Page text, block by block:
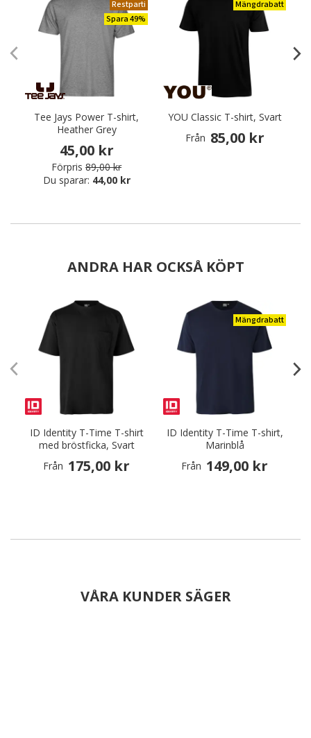
Restparti
Spara 49%
Tee Jays Power T-shirt,
Heather Grey
45,00 kr
Förpris 89,00 kr
Du sparar: 44,00 kr
Mängdrabatt
YOU Classic T-shirt, Svart
Från 85,00 kr
ANDRA HAR OCKSÅ KÖPT
ID Identity T-Time T-shirt
med bröstficka, Svart
Från 175,00 kr
Mängdrabatt
ID Identity T-Time T-shirt,
Marinblå
Från 149,00 kr
VÅRA KUNDER SÄGER